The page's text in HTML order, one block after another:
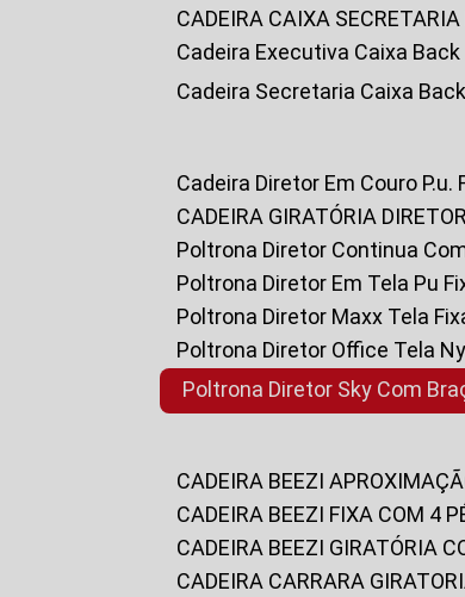
CADEIRA CAIXA
Cadeira Executiva Caixa Back
Cadeira Secretaria Caixa
Cadeira Diretor Em Couro P.u.
CADEIRA GIRATÓRIA
Poltrona Diretor Continua
Poltrona Diretor Em Tela Pu
Poltrona Diretor Maxx Tela
Poltrona Diretor Office Tela
Poltrona Diretor Sky Com
CADEIRA BEEZI
CADEIRA BEEZI FIXA COM 4
CADEIRA BEEZI GIRATÓRIA
CADEIRA CARRARA